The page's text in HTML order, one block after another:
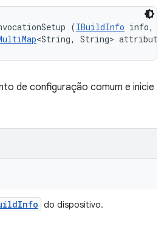
(IBuildInfo info,
<String, String>
de configuração comum e inicie
Info do dispositivo.